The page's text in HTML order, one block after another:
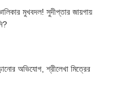
মুখবদল! সুদীপ্তার জায়গায়
অভিযোগ, শ্রীলেখা মিত্রের